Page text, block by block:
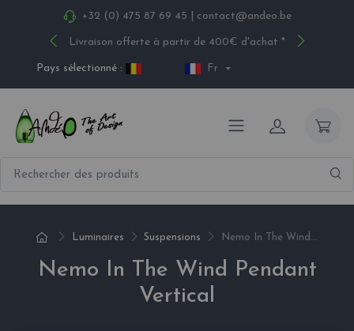
+32 (0) 475 87 69 45 contact@andeo.be
Livraison offerte à partir de 400€ d'achat *
Pays sélectionné : Fr
Luminaires Suspensions Nemo In The Wind...
Nemo In The Wind Pendant
Vertical